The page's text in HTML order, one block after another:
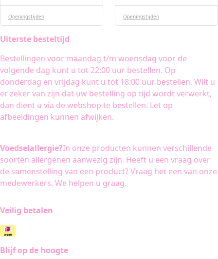
Openingstijden Openingstijden
Uiterste besteltijd
Bestellingen voor maandag t/m woensdag voor de
volgende dag kunt u tot 22:00 uur bestellen. Op
donderdag en vrijdag kunt u tot 18:00 uur bestellen. Wilt u
er zeker van zijn dat uw bestelling op tijd wordt verwerkt,
dan dient u via de webshop te bestellen. Let op
afbeeldingen kunnen afwijken.
Voedselallergie?In onze producten kunnen verschillende
soorten allergenen aanwezig zijn. Heeft u een vraag over
de samenstelling van een product? Vraag het een van onze
medewerkers. We helpen u graag.
Veilig betalen
Blijf op de hoogte